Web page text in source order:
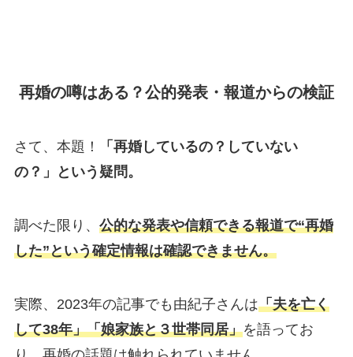
再婚の噂はある？公的発表・報道からの検証
さて、本題！
「再婚しているの？していない
の？」という疑問。
調べた限り、 公的な発表や信頼できる報道で“再婚
した”という確定情報は確認できません。
実際、2023年の記事でも由紀子さんは「夫を亡く
して38年」「娘家族と３世帯同居」を語ってお